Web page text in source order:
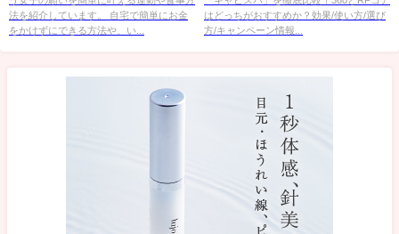
法を紹介しています。 自宅で簡単にお金
をかけずにできる方法や、い...
はどっちがおすすめか？効果/使い方/選び
方/キャンペーン情報...